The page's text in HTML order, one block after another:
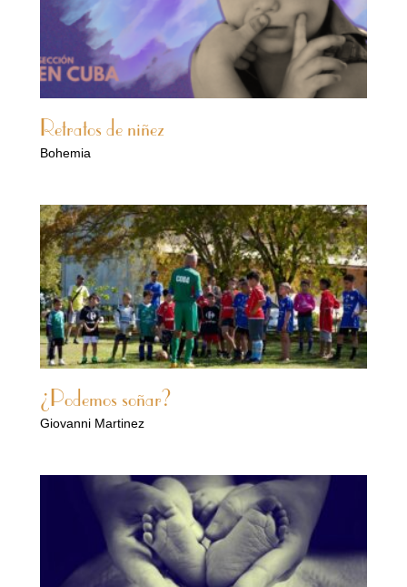
Retratos de niñez
Bohemia
¿Podemos soñar?
Giovanni Martinez